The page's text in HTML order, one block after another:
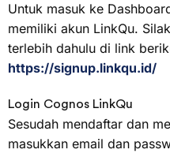
Untuk masuk ke
memiliki akun LinkQu.
terlebih dahulu di link
https://signup.linkqu.id/
Login Cognos LinkQu
Sesudah mendaftar dan
masukkan email dan